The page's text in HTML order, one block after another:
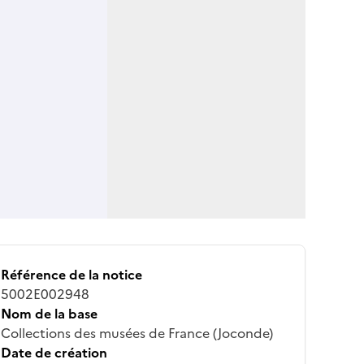
Référence de la notice
5002E002948
Nom de la base
Collections des musées de France (Joconde)
Date de création